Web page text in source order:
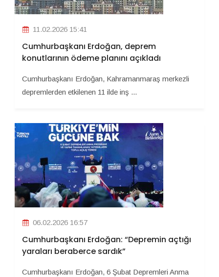
11.02.2026 15:41
Cumhurbaşkanı Erdoğan, deprem
konutlarının ödeme planını açıkladı
Cumhurbaşkanı Erdoğan, Kahramanmaraş merkezli
depremlerden etkilenen 11 ilde inş ...
06.02.2026 16:57
Cumhurbaşkanı Erdoğan: “Depremin açtığı
yaraları beraberce sardık”
Cumhurbaşkanı Erdoğan, 6 Şubat Depremleri Anma